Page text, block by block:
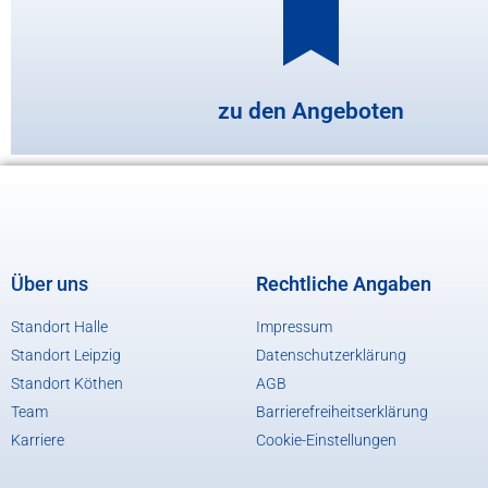
zu den Angeboten
Über uns
Standort Halle
Standort Leipzig
Standort Köthen
Team
Karriere
Rechtliche Angaben
Impressum
Datenschutzerklärung
AGB
Barrierefreiheitserklärung
Cookie-Einstellungen